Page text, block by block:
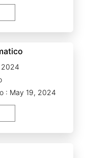
2024
: May 19, 2024